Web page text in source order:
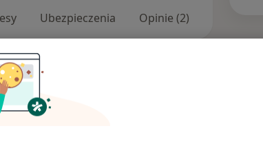
Ubezpieczenia Opinie (2)
i dzieci. Pragnę serdecznie
- porad dermatologicznych
Terapii Laserowej.